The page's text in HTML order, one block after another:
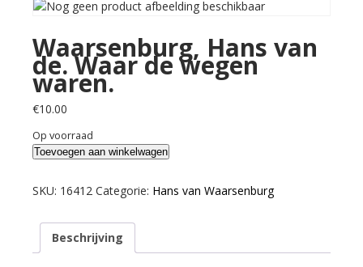
Waarsenburg, Hans van
de. Waar de wegen
waren.
€10.00
Op voorraad
Waarsenburg,
van
Waar
wegen
Toevoegen aan winkelwagen
SKU: 16412 Categorie: Hans van Waarsenburg
Beschrijving